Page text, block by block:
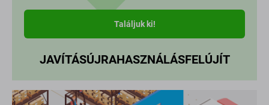
Találjuk ki!
JAVÍTÁSÚJRAHASZNÁLÁSFELÚJÍT